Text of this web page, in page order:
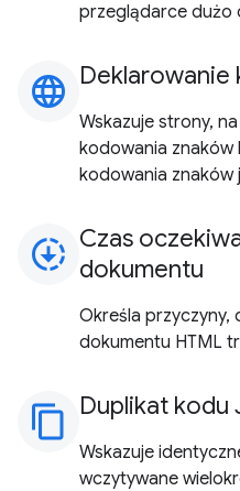
przeglądarce dużo
language Deklarowanie
Wskazuje strony,
kodowania znaków
kodowania znaków
downloading Czas
dokumentu
Określa przyczyny,
dokumentu HTML
content_copy Duplikat kodu
Wskazuje
wczytywane